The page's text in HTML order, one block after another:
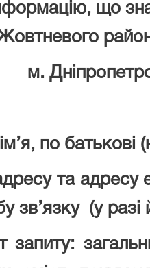
що
м.
по
та адресу
зв’язку (у разі
запиту: